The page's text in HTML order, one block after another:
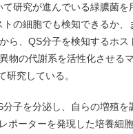
研究が進んでいる緑膿菌
の細胞でも検知できるか
ら、QS分子を検知するホ
物の代謝系を活性化させる
究している。
子を分泌し、自らの増殖
ポーターを発現した培養細